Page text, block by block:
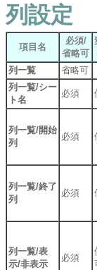
列設定
項目名
必須/
省略可
列一覧 省略可
列一覧/シー
ト名
必須
列一覧/開始
列
必須
列一覧/終了
列
必須
列一覧/表
示/非表示
必須